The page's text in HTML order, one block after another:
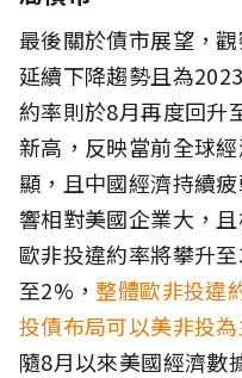
最後關於債市展望，
延續下降趨勢且為
約率則於8月再度回升
新高，反映當前全球
顯，且中國經濟持續
響相對美國企業大，
歐非投違約率將攀升
至2%， 整體歐非投違
投債布局可以美非投為
隨8月以來美國經濟數